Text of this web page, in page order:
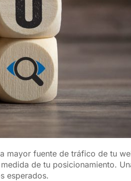
mayor fuente de tráfico de tu
de tu posicionamiento.
esperados.